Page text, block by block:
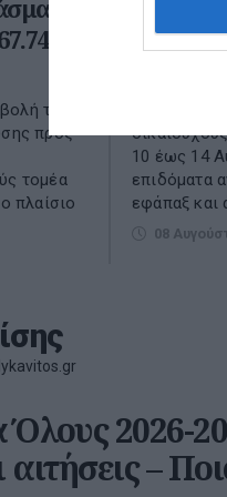
της
προς
τομέα
πλαίσιο
56,7
10 έως 14
επιδόματα
εφάπαξ και
08
Όλους 2026-
αιτήσεις –